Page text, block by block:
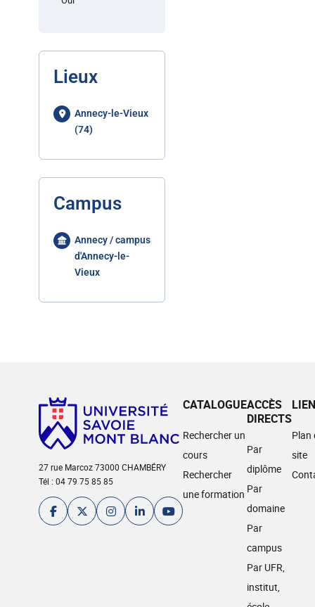
Lieux
Annecy-le-Vieux
(74)
Campus
Annecy / campus
d'Annecy-le-
Vieux
27 rue Marcoz 73000 CHAMBÉRY
Tél : 04 79 75 85 85
CATALOGUE
Rechercher un
cours
Rechercher
une formation
ACCÈS
DIRECTS
Par
diplôme
Par
domaine
Par
campus
Par UFR,
institut,
Plan
site